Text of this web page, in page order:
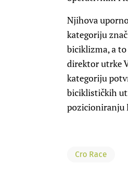
Njihova
kategoriju
biciklizma, a
direktor utrke
kategoriju
biciklističkih
pozicioniranju
Cro Race